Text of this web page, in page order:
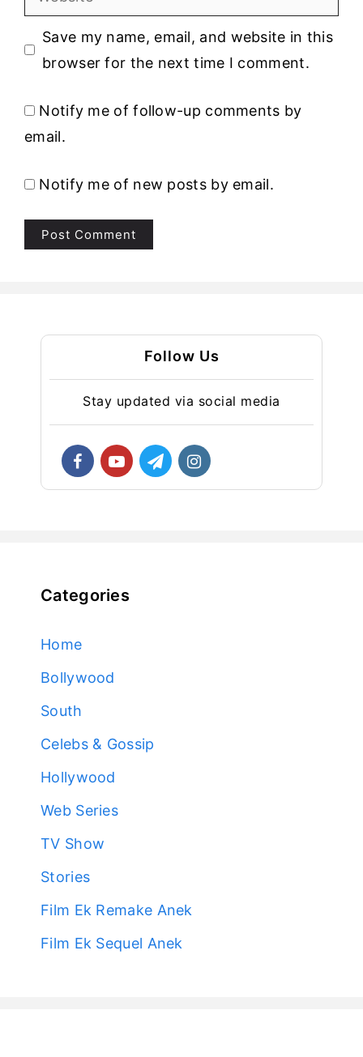
Save my name, email, and website in this
browser for the next time I comment.
Notify me of follow-up comments by
email.
Notify me of new posts by email.
Follow Us
Stay updated via social media
Categories
Home
Bollywood
South
Celebs & Gossip
Hollywood
Web Series
TV Show
Stories
Film Ek Remake Anek
Film Ek Sequel Anek